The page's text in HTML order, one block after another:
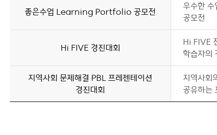
좋은수업 Learning Portfolio 공모전
우수한
공모전
Hi FIVE 경진대회
Hi FIVE
학습자의
지역사회 문제해결 PBL 프레젠테이션
경진대회
지역사회
공유하는